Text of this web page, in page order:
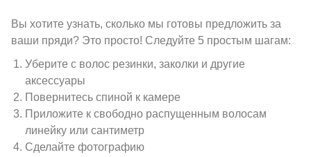
Вы хотите узнать, сколько мы готовы предложить за
ваши пряди? Это просто! Следуйте 5 простым шагам:
Уберите с волос резинки, заколки и другие
аксессуары
Повернитесь спиной к камере
Приложите к свободно распущенным волосам
линейку или сантиметр
Сделайте фотографию